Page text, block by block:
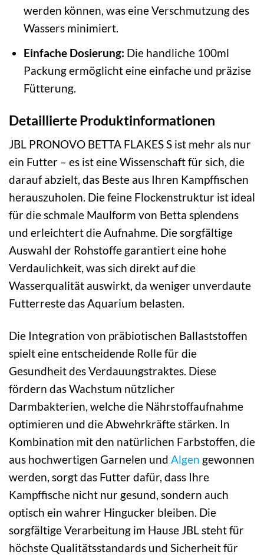
werden können, was eine Verschmutzung des
Wassers minimiert.
Einfache Dosierung: Die handliche 100ml
Packung ermöglicht eine einfache und präzise
Fütterung.
Detaillierte Produktinformationen
JBL PRONOVO BETTA FLAKES S ist mehr als nur
ein Futter – es ist eine Wissenschaft für sich, die
darauf abzielt, das Beste aus Ihren Kampffischen
herauszuholen. Die feine Flockenstruktur ist ideal
für die schmale Maulform von Betta splendens
und erleichtert die Aufnahme. Die sorgfältige
Auswahl der Rohstoffe garantiert eine hohe
Verdaulichkeit, was sich direkt auf die
Wasserqualität auswirkt, da weniger unverdaute
Futterreste das Aquarium belasten.
Die Integration von präbiotischen Ballaststoffen
spielt eine entscheidende Rolle für die
Gesundheit des Verdauungstraktes. Diese
fördern das Wachstum nützlicher
Darmbakterien, welche die Nährstoffaufnahme
optimieren und die Abwehrkräfte stärken. In
Kombination mit den natürlichen Farbstoffen, die
aus hochwertigen Garnelen und Algen gewonnen
werden, sorgt das Futter dafür, dass Ihre
Kampffische nicht nur gesund, sondern auch
optisch ein wahrer Hingucker bleiben. Die
sorgfältige Verarbeitung im Hause JBL steht für
höchste Qualitätsstandards und Sicherheit für